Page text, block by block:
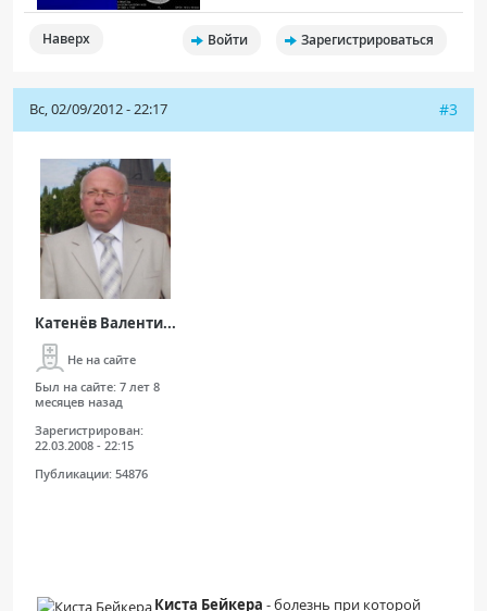
Наверх Войти Зарегистрироваться
Вс, 02/09/2012 - 22:17 #3
Катенёв Валенти...
Не на сайте
Был на сайте: 7 лет 8
месяцев назад
Зарегистрирован:
22.03.2008 - 22:15
Публикации: 54876
Киста Бейкера - болезнь при которой